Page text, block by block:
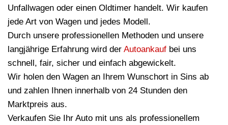
Unfallwagen oder einen Oldtimer handelt. Wir kaufen
jede Art von Wagen und jedes Modell.
Durch unsere professionellen Methoden und unsere
langjährige Erfahrung wird der Autoankauf bei uns
schnell, fair, sicher und einfach abgewickelt.
Wir holen den Wagen an Ihrem Wunschort in Sins ab
und zahlen Ihnen innerhalb von 24 Stunden den
Marktpreis aus.
Verkaufen Sie Ihr Auto mit uns als professionellem